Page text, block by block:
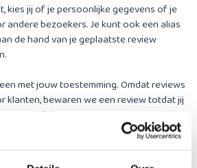
kies jij of je persoonlijke gegevens of je
andere bezoekers. Je kunt ook een alias
de hand van je geplaatste review
met jouw toestemming. Omdat reviews
klanten, bewaren we een review totdat jij
te verwijderen.
actie of prijsvraag, vragen wij gegevens